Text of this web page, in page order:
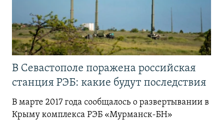
В Севастополе поражена российская
станция РЭБ: какие будут последствия
В марте 2017 года сообщалось о развертывании в
Крыму комплекса РЭБ «Мурманск-БН»